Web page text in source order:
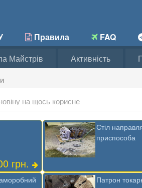
Правила FAQ
Майстрів Активність
на щось корисне
грн.
Стіл
приспособа
Патрон